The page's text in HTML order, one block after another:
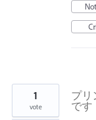
プリ
です
1
vote